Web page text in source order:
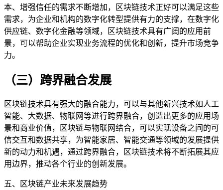
本、增强信任的需求不断增加，区块链技术正好可以满足这些
需求，为企业和机构的数字化转型提供有力的支撑，在数字化
供应链、数字化金融等领域，区块链技术具有广阔的应用前
景，可以帮助企业实现业务流程的优化和创新，提升市场竞争
力。
（三）跨界融合发展
区块链技术具有强大的融合能力，可以与其他新兴技术如人工
智能、大数据、物联网等进行跨界融合，创造出更多的应用场
景和商业价值，区块链与物联网结合，可以实现设备之间的可
信交互和数据共享，为智能家居、智能交通等领域的发展提供
新的动力和机遇，通过跨界融合，区块链技术将不断拓展其应
用边界，推动各个行业的创新发展。
五、区块链产业未来发展趋势